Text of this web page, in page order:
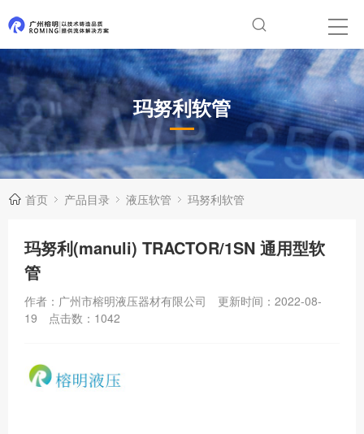
玛努利软管
首页 产品目录 液压软管 玛努利软管
玛努利(manuli) TRACTOR/1SN 通用型软
管
作者：广州市榕明液压器材有限公司
更新时间：2022-08-
19
点击数： 1042